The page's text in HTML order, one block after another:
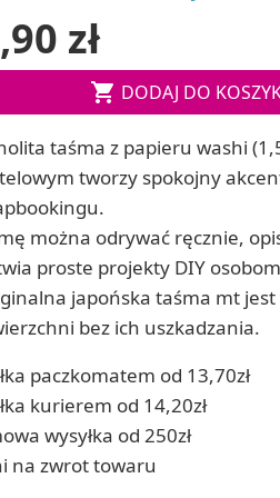
Koraliki
zł
 DODAJ DO
taśma z papieru washi
tworzy spokojny
można odrywać ręcznie,
proste projekty DIY
japońska taśma mt
bez ich uszkadzania.
paczkomatem od 13,70zł
kurierem od 14,20zł
wysyłka od 250zł
na zwrot towaru